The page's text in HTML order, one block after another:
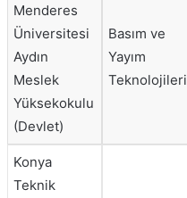
Menderes
Üniversitesi
Aydın
Meslek
Yüksekokulu
(Devlet)
Basım ve
Yayım
Teknolojileri
Konya
Teknik